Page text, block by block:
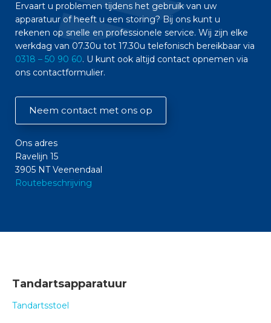
Ervaart u problemen tijdens het gebruik van uw
apparatuur of heeft u een storing? Bij ons kunt u
rekenen op snelle en professionele service. Wij zijn elke
werkdag van 07.30u tot 17.30u telefonisch bereikbaar via
0318 – 50 90 60. U kunt ook altijd contact opnemen via
ons contactformulier.
Neem contact met ons op
Ons adres
Ravelijn 15
3905 NT Veenendaal
Routebeschrijving
Tandartsapparatuur
Tandartsstoel